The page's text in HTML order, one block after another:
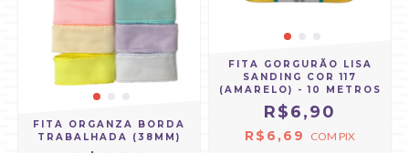
FITA ORGANZA BORDA
TRABALHADA (38MM)
FITA GORGURÃO LISA
SANDING COR 117
(AMARELO) - 10 METROS
R$6,90
R$6,69 COM PIX